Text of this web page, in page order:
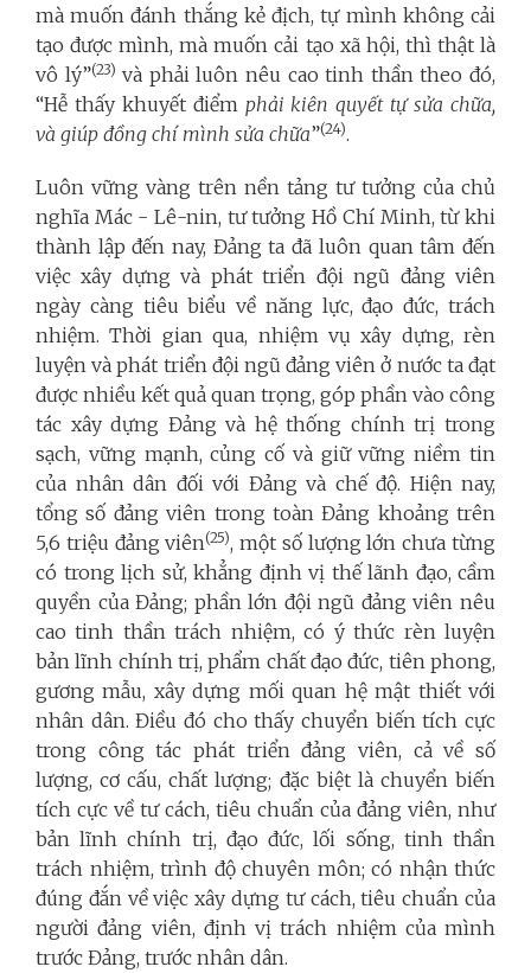
mà muốn đánh thắng kẻ địch, tự mình không cải
tạo được mình, mà muốn cải tạo xã hội, thì thật là
vô lý”(23) và phải luôn nêu cao tinh thần theo đó,
“Hễ thấy khuyết điểm phải kiên quyết tự sửa chữa,
và giúp đồng chí mình sửa chữa”(24).
Luôn vững vàng trên nền tảng tư tưởng của chủ
nghĩa Mác - Lê-nin, tư tưởng Hồ Chí Minh, từ khi
thành lập đến nay, Đảng ta đã luôn quan tâm đến
việc xây dựng và phát triển đội ngũ đảng viên
ngày càng tiêu biểu về năng lực, đạo đức, trách
nhiệm. Thời gian qua, nhiệm vụ xây dựng, rèn
luyện và phát triển đội ngũ đảng viên ở nước ta đạt
được nhiều kết quả quan trọng, góp phần vào công
tác xây dựng Đảng và hệ thống chính trị trong
sạch, vững mạnh, củng cố và giữ vững niềm tin
của nhân dân đối với Đảng và chế độ. Hiện nay,
tổng số đảng viên trong toàn Đảng khoảng trên
5,6 triệu đảng viên(25), một số lượng lớn chưa từng
có trong lịch sử, khẳng định vị thế lãnh đạo, cầm
quyền của Đảng; phần lớn đội ngũ đảng viên nêu
cao tinh thần trách nhiệm, có ý thức rèn luyện
bản lĩnh chính trị, phẩm chất đạo đức, tiên phong,
gương mẫu, xây dựng mối quan hệ mật thiết với
nhân dân. Điều đó cho thấy chuyển biến tích cực
trong công tác phát triển đảng viên, cả về số
lượng, cơ cấu, chất lượng; đặc biệt là chuyển biến
tích cực về tư cách, tiêu chuẩn của đảng viên, như
bản lĩnh chính trị, đạo đức, lối sống, tinh thần
trách nhiệm, trình độ chuyên môn; có nhận thức
đúng đắn về việc xây dựng tư cách, tiêu chuẩn của
người đảng viên, định vị trách nhiệm của mình
trước Đảng, trước nhân dân.